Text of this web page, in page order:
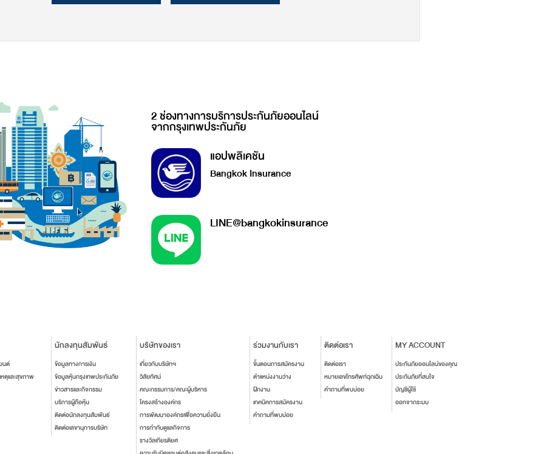
2 ช่องทางการบริการประกันภัยออนไลน์
จากกรุงเทพประกันภัย
แอปพลิเคชัน
Bangkok Insurance
LINE@bangkokinsurance
นต์
ตุและสุขภาพ
นักลงทุนสัมพันธ์
ข้อมูลทางการเงิน
ข้อมูลหุ้นกรุงเทพประกันภัย
ข่าวสารและกิจกรรม
บริการผู้ถือหุ้น
ติดต่อนักลงทุนสัมพันธ์
ติดต่อเลขานุการบริษัท
บริษัทของเรา
เกี่ยวกับบริษัทฯ
วิสัยทัศน์
คณะกรรมการ/คณะผู้บริหาร
โครงสร้างองค์กร
การพัฒนาองค์กรเพื่อความยั่งยืน
การกำกับดูแลกิจการ
รางวัลเกียรติยศ
ร่วมงานกับเรา
ขั้นตอนการสมัครงาน
ตำแหน่งงานว่าง
ฝึกงาน
เทคนิคการสมัครงาน
คำถามที่พบบ่อย
ติดต่อเรา
ติดต่อเรา
หมายเลขโทรศัพท์ฉุกเฉิน
คำถามที่พบบ่อย
MY ACCOUNT
ประกันภัยออนไลน์ของคุณ
ประกันภัยที่สนใจ
บัญชีผู้ใช้
ออกจากระบบ